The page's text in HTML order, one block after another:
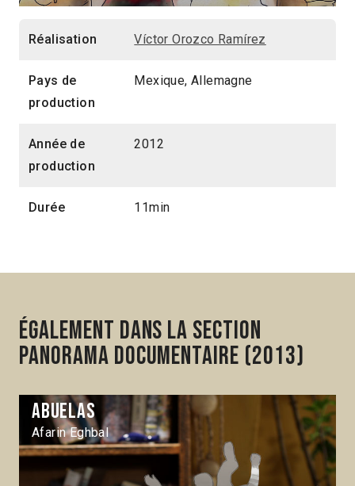
Víctor Orozco Ramírez Mexique
2012
Réalisation Víctor Orozco Ramírez
Pays de
production
Mexique, Allemagne
Année de
production
2012
Durée 11min
Également dans la section
Panorama Documentaire (2013)
Abuelas
Afarin Eghbal